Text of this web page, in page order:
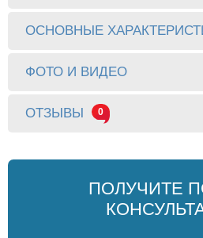
ОСНОВНЫЕ
ФОТО И ВИДЕО
ОТЗЫВЫ 0
ПОЛУЧИТЕ